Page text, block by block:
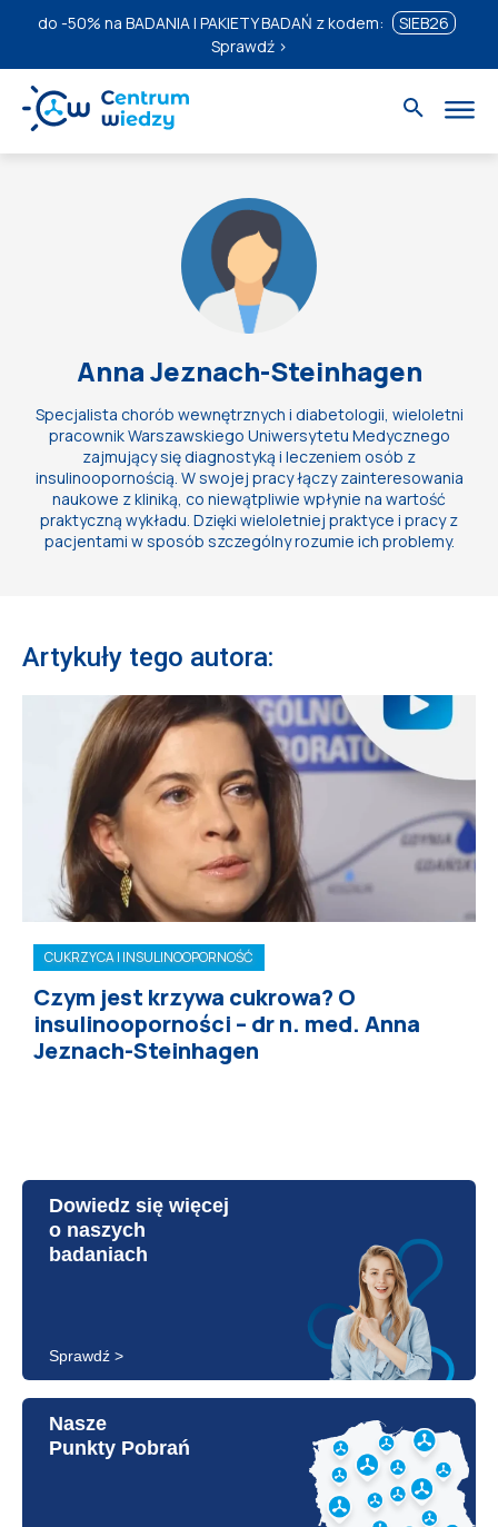
do -50% na BADANIA I PAKIETY BADAŃ z kodem:
SIEB26
Sprawdź ›
Anna Jeznach-Steinhagen
Specjalista chorób wewnętrznych i diabetologii, wieloletni
pracownik Warszawskiego Uniwersytetu Medycznego
zajmujący się diagnostyką i leczeniem osób z
insulinoopornością. W swojej pracy łączy zainteresowania
naukowe z kliniką, co niewątpliwie wpłynie na wartość
praktyczną wykładu. Dzięki wieloletniej praktyce i pracy z
pacjentami w sposób szczególny rozumie ich problemy.
Artykuły tego autora:
CUKRZYCA I INSULINOOPORNOŚĆ
Czym jest krzywa cukrowa? O
insulinooporności – dr n. med. Anna
Jeznach-Steinhagen
Dowiedz się więcej
o naszych
badaniach
Sprawdź >
Nasze
Punkty Pobrań